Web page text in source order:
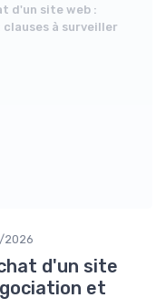
d'un site web :
à surveiller
2026
d'un site
et